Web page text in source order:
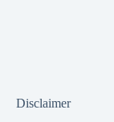
Disclaimer